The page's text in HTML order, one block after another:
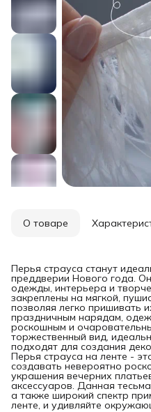
О товаре
Перья страуса станут
преддверии Нового года.
одежды, интерьера и
закреплены на мягкой,
позволяя легко пришивать
праздничным нарядам,
роскошным и
торжественный вид,
подходят для создания
Перья страуса на ленте -
создавать невероятно
украшения вечерних
аксессуаров. Данная
а также широкий спектр
ленте, и удивляйте